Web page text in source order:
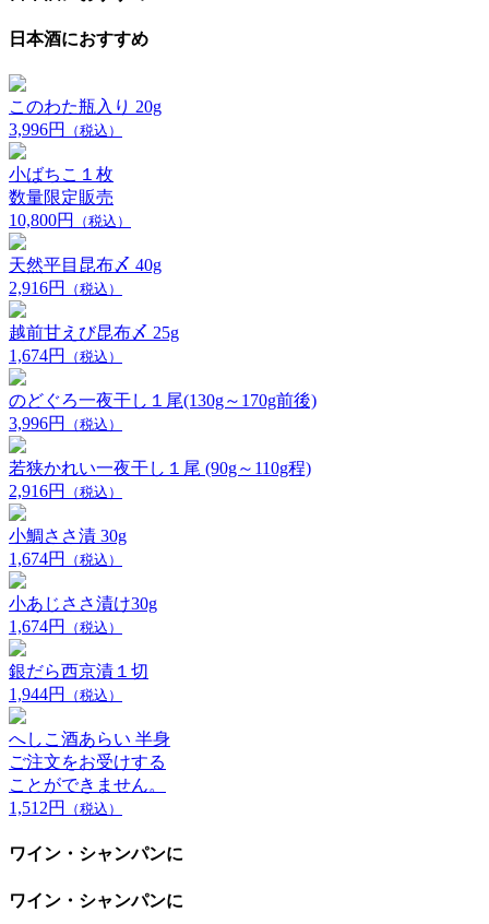
日本酒におすすめ
このわた瓶入り 20g
3,996円
（税込）
小ばちこ１枚
数量限定販売
10,800円
（税込）
天然平目昆布〆 40g
2,916円
（税込）
越前甘えび昆布〆 25g
1,674円
（税込）
のどぐろ一夜干し１尾(130g～170g前後)
3,996円
（税込）
若狭かれい一夜干し１尾 (90g～110g程)
2,916円
（税込）
小鯛ささ漬 30g
1,674円
（税込）
小あじささ漬け30g
1,674円
（税込）
銀だら西京漬１切
1,944円
（税込）
へしこ酒あらい 半身
ご注文をお受けする
ことができません。
1,512円
（税込）
ワイン・シャンパンに
ワイン・シャンパンに